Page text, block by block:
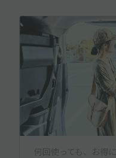
何回使っても、お得に